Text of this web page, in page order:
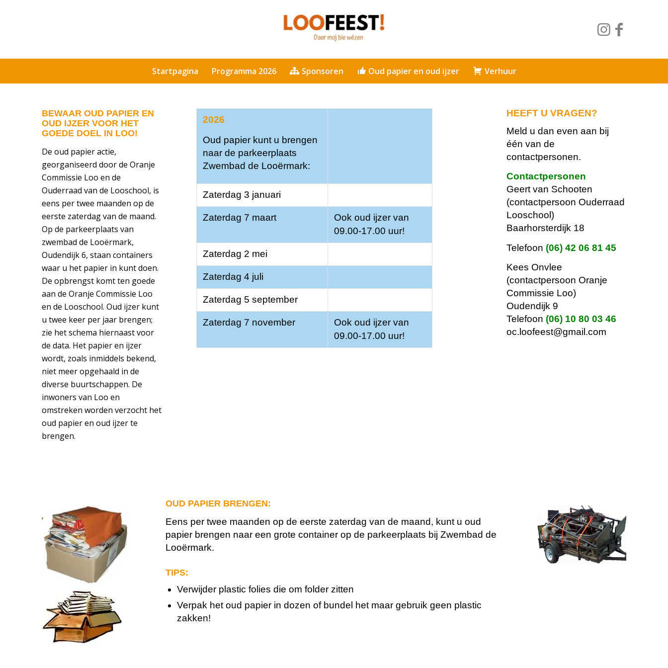
Startpagina Programma 2026 Sponsoren Oud papier en oud ijzer Verhuur
BEWAAR OUD PAPIER EN
OUD IJZER VOOR HET
GOEDE DOEL IN LOO!
De oud papier actie,
georganiseerd door de Oranje
Commissie Loo en de
Ouderraad van de Looschool, is
eens per twee maanden op de
eerste zaterdag van de maand.
Op de parkeerplaats van
zwembad de Looërmark,
Oudendijk 6, staan containers
waar u het papier in kunt doen.
De opbrengst komt ten goede
aan de Oranje Commissie Loo
en de Looschool. Oud ijzer kunt
u twee keer per jaar brengen;
zie het schema hiernaast voor
de data. Het papier en ijzer
wordt, zoals inmiddels bekend,
niet meer opgehaald in de
diverse buurtschappen. De
inwoners van Loo en
omstreken worden verzocht het
oud papier en oud ijzer te
brengen.
2026
Oud papier kunt u brengen
naar de parkeerplaats
Zwembad de Looërmark:
Zaterdag 3 januari
Zaterdag 7 maart
Ook oud ijzer van
09.00-17.00 uur!
Zaterdag 2 mei
Zaterdag 4 juli
Zaterdag 5 september
Zaterdag 7 november
Ook oud ijzer van
09.00-17.00 uur!
HEEFT U VRAGEN?
Meld u dan even aan bij
één van de
contactpersonen.
Contactpersonen
Geert van Schooten
(contactpersoon Ouderraad
Looschool)
Baarhorsterdijk 18
Telefoon (06) 42 06 81 45
Kees Onvlee
(contactpersoon Oranje
Commissie Loo)
Oudendijk 9
Telefoon (06) 10 80 03 46
oc.loofeest@gmail.com
OUD PAPIER BRENGEN:
Eens per twee maanden op de eerste zaterdag van de maand, kunt u oud
papier brengen naar een grote container op de parkeerplaats bij Zwembad de
Looërmark.
TIPS:
Verwijder plastic folies die om folder zitten
Verpak het oud papier in dozen of bundel het maar gebruik geen plastic
zakken!